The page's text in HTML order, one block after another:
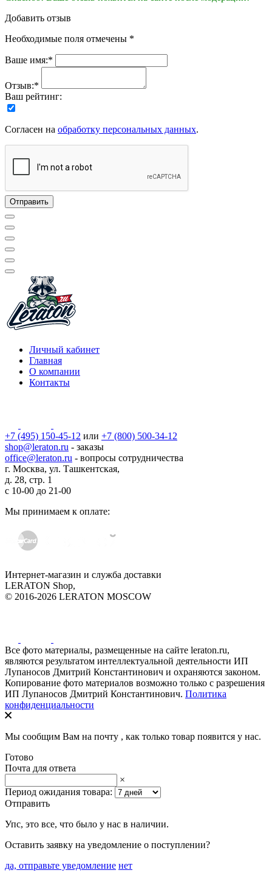
Добавить отзыв
Необходимые поля отмечены *
Ваше имя:*
Отзыв:*
Ваш рейтинг:
Согласен на обработку персональных данных.
Личный кабинет
Главная
О компании
Контакты
+7 (495) 150-45-12 или +7 (800) 500-34-12
shop@leraton.ru - заказы
office@leraton.ru - вопросы сотрудничества
г. Москва, ул. Ташкентская,
д. 28, стр. 1
с 10-00 до 21-00
Мы принимаем к оплате:
Интернет-магазин и служба доставки
LERATON Shop,
© 2016-2026 LERATON MOSCOW
Все фото материалы, размещенные на сайте leraton.ru,
являются результатом интеллектуальной деятельности ИП
Лупаносов Дмитрий Константинович и охраняются законом.
Копирование фото материалов возможно только с разрешения
ИП Лупаносов Дмитрий Константинович. Политика
конфиденциальности
Мы сообщим Вам на почту , как только товар появится у нас.
Готово
Почта для ответа
×
Период ожидания товара:
Отправить
Упс, это все, что было у нас в наличии.
Оставить заявку на уведомление о поступлении?
да, отправьте уведомление нет